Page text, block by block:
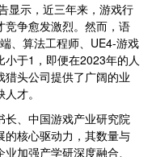
显示，近三年来，游戏行
竞争愈发激烈。然而，语
、算法工程师、UE4-游戏
于1，即便在2023年的人
头公司提供了广阔的业
才。
长、中国游戏产业研究院
的核心驱动力，其数量与
加强产学研深度融合、